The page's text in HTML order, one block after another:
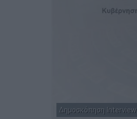
Δημοσκόπηση Interview